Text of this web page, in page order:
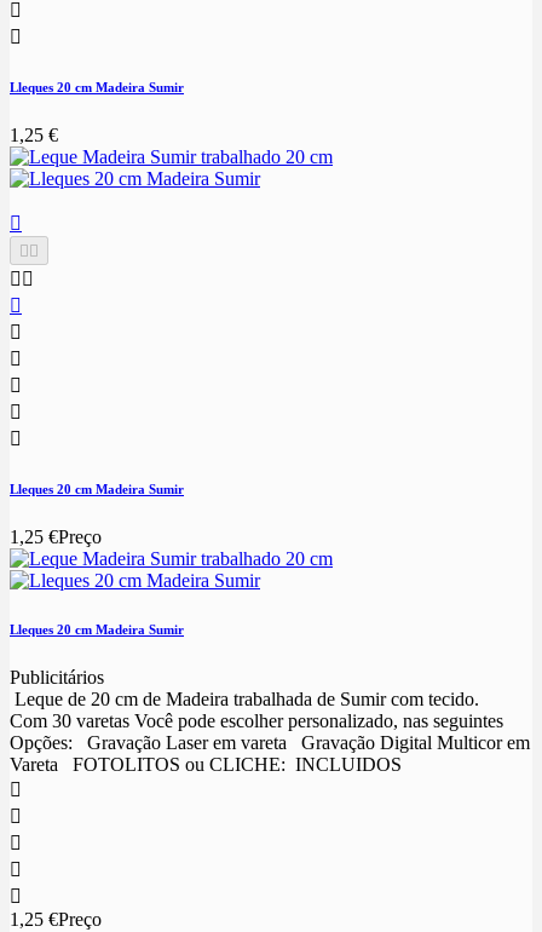


Lleques 20 cm Madeira Sumir
1,25 €

 
 






Lleques 20 cm Madeira Sumir
1,25 €Preço
Lleques 20 cm Madeira Sumir
Publicitários
Leque de 20 cm de Madeira trabalhada de Sumir com tecido.
Com 30 varetas Você pode escolher personalizado, nas seguintes
Opções: Gravação Laser em vareta Gravação Digital Multicor em
Vareta FOTOLITOS ou CLICHE: INCLUIDOS





1,25 €Preço